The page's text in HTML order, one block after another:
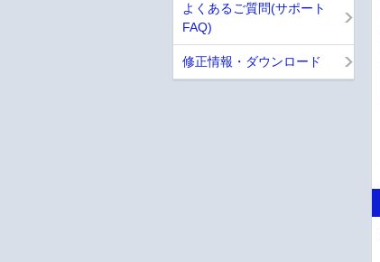
よくあるご質問(サポート
FAQ)
修正情報・ダウンロード